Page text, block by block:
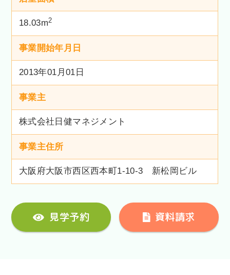
18.03m2
事業開始年月日
2013年01月01日
事業主
株式会社日健マネジメント
事業主住所
大阪府大阪市西区西本町1-10-3 新松岡ビル
見学予約 資料請求